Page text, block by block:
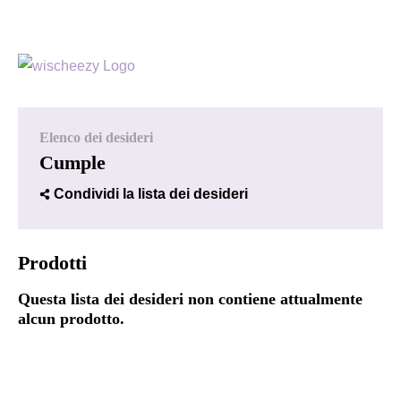
Elenco dei desideri
Cumple
Condividi la lista dei desideri
Prodotti
Questa lista dei desideri non contiene attualmente
alcun prodotto.